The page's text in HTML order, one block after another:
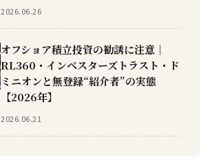
2026.06.26
オフショア積立投資の勧誘に注意｜
RL360・インベスターズトラスト・ド
ミニオンと無登録“紹介者”の実態
【2026年】
2026.06.21